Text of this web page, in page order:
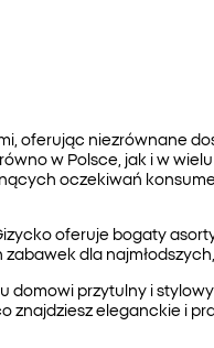
oferując niezrównane
w Polsce, jak i w
oczekiwań
oferuje bogaty
dla
przytulny i
eleganckie i